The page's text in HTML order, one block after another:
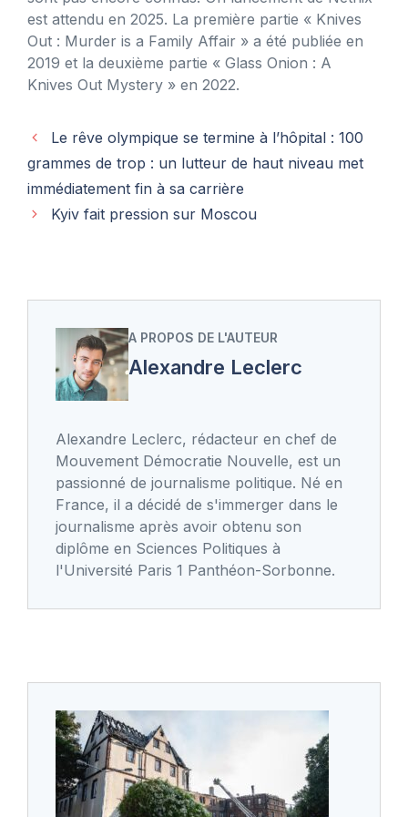
est attendu en 2025. La première partie « Knives
Out : Murder is a Family Affair » a été publiée en
2019 et la deuxième partie « Glass Onion : A
Knives Out Mystery » en 2022.
Le rêve olympique se termine à l’hôpital : 100
grammes de trop : un lutteur de haut niveau met
immédiatement fin à sa carrière
Kyiv fait pression sur Moscou
A PROPOS DE L'AUTEUR
Alexandre Leclerc
Alexandre Leclerc, rédacteur en chef de
Mouvement Démocratie Nouvelle, est un
passionné de journalisme politique. Né en
France, il a décidé de s'immerger dans le
journalisme après avoir obtenu son
diplôme en Sciences Politiques à
l'Université Paris 1 Panthéon-Sorbonne.